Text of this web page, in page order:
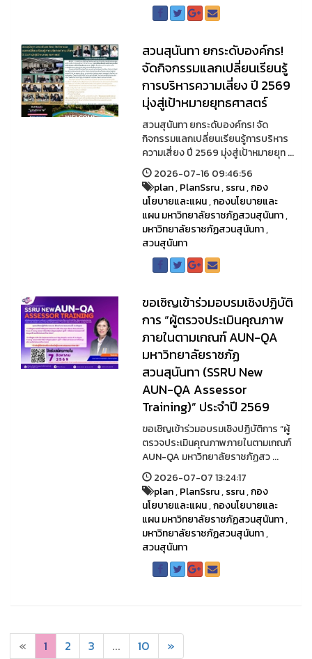
สวนสุนันทา ยกระดับองค์กร!
จัดกิจกรรมแลกเปลี่ยนเรียนรู้
การบริหารความเสี่ยง ปี 2569
มุ่งสู่เป้าหมายยุทธศาสตร์
สวนสุนันทา ยกระดับองค์กร! จัด
กิจกรรมแลกเปลี่ยนเรียนรู้การบริหาร
ความเสี่ยง ปี 2569 มุ่งสู่เป้าหมายยุท ...
2026-07-16 09:46:56
plan,PlanSsru,ssru,กอง
นโยบายและแผน,กองนโยบายและ
แผน มหาวิทยาลัยราชภัฏสวนสุนันทา,
มหาวิทยาลัยราชภัฏสวนสุนันทา,
สวนสุนันทา
ขอเชิญเข้าร่วมอบรมเชิงปฏิบัติ
การ “ผู้ตรวจประเมินคุณภาพ
ภายในตามเกณฑ์ AUN-QA
มหาวิทยาลัยราชภัฏ
สวนสุนันทา (SSRU New
AUN-QA Assessor
Training)” ประจำปี 2569
ขอเชิญเข้าร่วมอบรมเชิงปฏิบัติการ “ผู้
ตรวจประเมินคุณภาพภายในตามเกณฑ์
AUN-QA มหาวิทยาลัยราชภัฏสว ...
2026-07-07 13:24:17
plan,PlanSsru,ssru,กอง
นโยบายและแผน,กองนโยบายและ
แผน มหาวิทยาลัยราชภัฏสวนสุนันทา,
มหาวิทยาลัยราชภัฏสวนสุนันทา,
สวนสุนันทา
« 1 2 3 ... 10 »